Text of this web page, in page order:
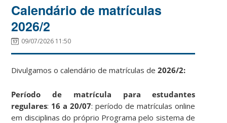
Calendário de matrículas
2026/2
09/07/2026 11:50
Divulgamos o calendário de matrículas de2026/2:
Período de matrícula para estudantes
regulares: 16 a 20/07: período de matrículas online
em disciplinas do próprio Programa pelo sistema de